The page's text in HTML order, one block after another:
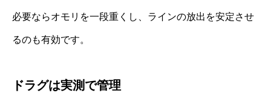
必要ならオモリを一段重くし、ラインの放出を安定させ
るのも有効です。
ドラグは実測で管理